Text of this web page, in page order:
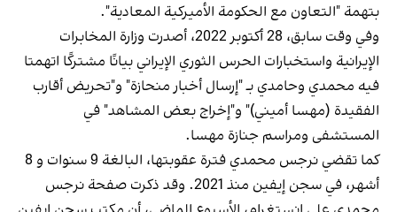
بتهمة "التعاون مع الحكومة الأميركية المعادية".
وفي وقت سابق، 28 أكتوبر 2022، أصدرت وزارة المخابرات
الإيرانية واستخبارات الحرس الثوري الإيراني بيانًا مشتركًا اتهمتا
فيه محمدي وحامدي بـ "إرسال أخبار منحازة" و"تحريض أقارب
الفقيدة (مهسا أميني)" و"إخراج بعض المشاهد" في
المستشفى ومراسم جنازة مهسا.
كما تقضي نرجس محمدي فترة عقوبتها، البالغة 9 سنوات و 8
أشهر، في سجن إيفين منذ 2021. وقد ذكرت صفحة نرجس